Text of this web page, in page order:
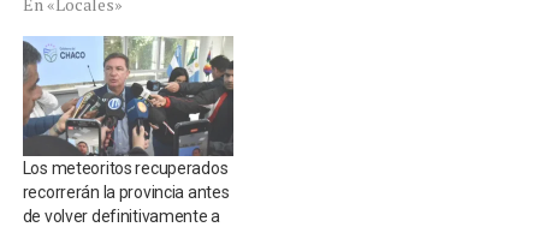
Los meteoritos recuperados
recorrerán la provincia antes
de volver definitivamente a